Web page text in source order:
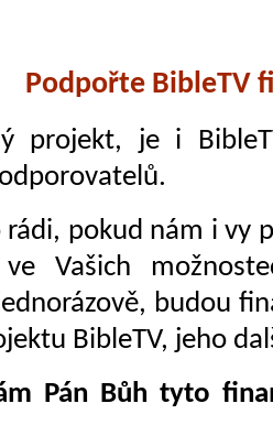
Podpořte BibleTV
projekt, je i
pokud nám i vy
Vašich
budou
BibleTV, jeho
Pán Bůh tyto